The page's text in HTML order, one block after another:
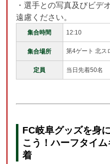
・選手との写真及びビデ
遠慮ください。
集合時間 12:10
集合場所 第4ゲート 北ス
定員 当日先着50名
FC岐阜グッズを身
こう！ハーフタイ
着